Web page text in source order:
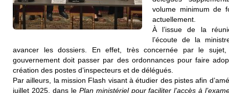
volume minimum de
actuellement.
À l’issue de la
l’écoute de la
avancer les dossiers. En effet, très concernée par le
gouvernement doit passer par des ordonnances pour faire
création des postes d’inspecteurs et de délégués.
Par ailleurs, la mission Flash visant à étudier des pistes afin
juillet 2025, dans le Plan ministériel pour faciliter l’accès à